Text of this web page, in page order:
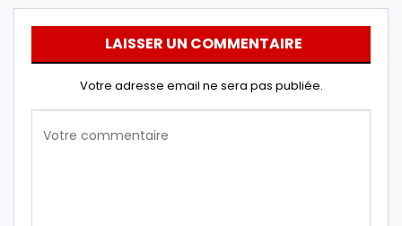
LAISSER UN COMMENTAIRE
Votre adresse email ne sera pas publiée.